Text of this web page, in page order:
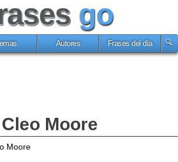
go
Autores Frases del día
Moore
Moore